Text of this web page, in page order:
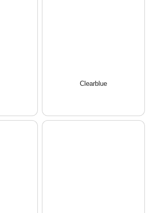
Clearblue